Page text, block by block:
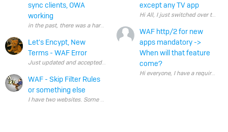
sync clients, OWA
working
Let's Encypt, New
Terms - WAF Error
WAF - Skip Filter Rules
or something else
except any TV app
WAF http/2 for new
apps mandatory ->
When will that feature
come?
Hi everyone, I have